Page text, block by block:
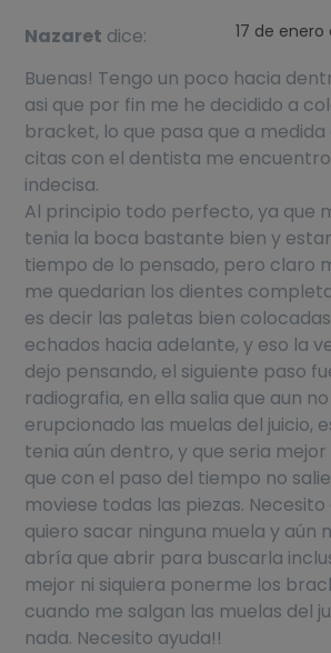
Nazaret dice: 17 de enero
Buenas! Tengo un poco hacia
asi que por fin me he decidido a
bracket, lo que pasa que a medida
citas con el dentista me
indecisa.
Al principio todo perfecto, ya que
tenia la boca bastante bien y
tiempo de lo pensado, pero claro
me quedarian los dientes
es decir las paletas bien
echados hacia adelante, y eso la
dejo pensando, el siguiente paso
radiografia, en ella salia que aun
erupcionado las muelas del juicio,
tenia aún dentro, y que seria
que con el paso del tiempo no
moviese todas las piezas.
quiero sacar ninguna muela y aún
abría que abrir para buscarla
mejor ni siquiera ponerme los
cuando me salgan las muelas del
nada. Necesito ayuda!!